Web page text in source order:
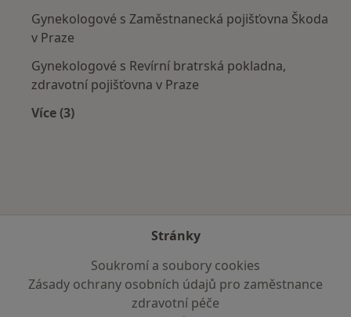
Gynekologové s Zaměstnanecká pojišťovna Škoda
v Praze
Gynekologové s Revírní bratrská pokladna,
zdravotní pojišťovna v Praze
Více (3)
Stránky
Soukromí a soubory cookies
Zásady ochrany osobních údajů pro zaměstnance
zdravotní péče